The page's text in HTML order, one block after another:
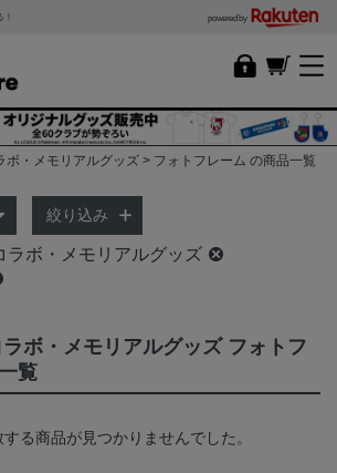
powered by
ボ・メモリアルグッズ フォトフレーム の商品一覧
絞り込み
ラボ・メモリアルグッズ
ラボ・メモリアルグッズ フォトフ
覧
る商品が見つかりませんでした。